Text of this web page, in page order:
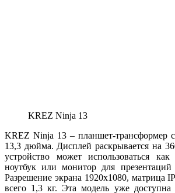
KREZ Ninja 13
KREZ Ninja 13 – планшет-трансформер
13,3 дюйма. Дисплей раскрывается на
устройство может использоваться
ноутбук или монитор для
Разрешение экрана 1920х1080, матрица
всего 1,3 кг. Эта модель уже